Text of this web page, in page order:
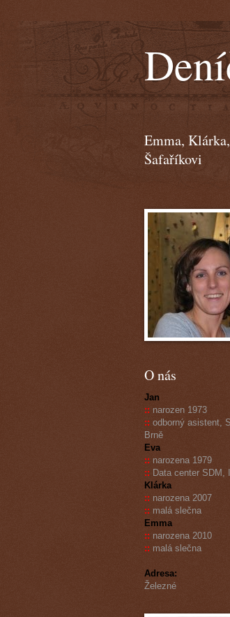
Emma,
Šafaříkovi
O nás
Jan
:: narozen 1973
:: odborný asistent,
Brně
Eva
:: narozena 1979
:: Data center SDM,
Klárka
:: narozena 2007
:: malá slečna
Emma
:: narozena 2010
:: malá slečna
Adresa:
Železné